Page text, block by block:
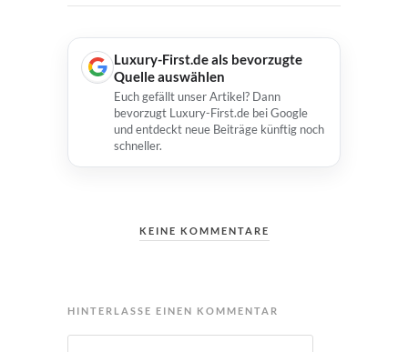
Luxury-First.de als bevorzugte
Quelle auswählen
Euch gefällt unser Artikel? Dann
bevorzugt Luxury-First.de bei Google
und entdeckt neue Beiträge künftig noch
schneller.
KEINE KOMMENTARE
HINTERLASSE EINEN KOMMENTAR